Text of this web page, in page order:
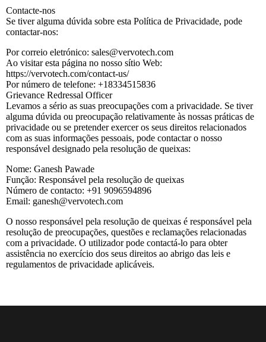
Contacte-nos
Se tiver alguma dúvida sobre esta Política de Privacidade, pode
contactar-nos:
Por correio eletrónico: sales@vervotech.com
Ao visitar esta página no nosso sítio Web:
https://vervotech.com/contact-us/
Por número de telefone: +18334515836
Grievance Redressal Officer
Levamos a sério as suas preocupações com a privacidade. Se tiver
alguma dúvida ou preocupação relativamente às nossas práticas de
privacidade ou se pretender exercer os seus direitos relacionados
com as suas informações pessoais, pode contactar o nosso
responsável designado pela resolução de queixas:
Nome: Ganesh Pawade
Função: Responsável pela resolução de queixas
Número de contacto: +91 9096594896
Email: ganesh@vervotech.com
O nosso responsável pela resolução de queixas é responsável pela
resolução de preocupações, questões e reclamações relacionadas
com a privacidade. O utilizador pode contactá-lo para obter
assistência no exercício dos seus direitos ao abrigo das leis e
regulamentos de privacidade aplicáveis.